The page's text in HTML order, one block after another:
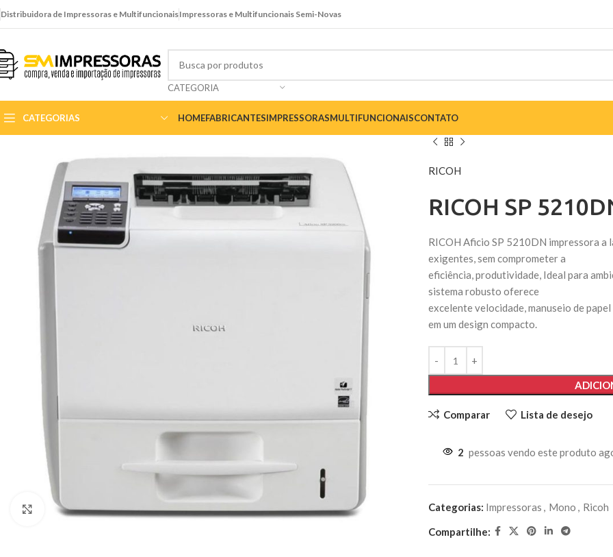
Distribuidora de Impressoras e MultifuncionaisImpressoras e Multifuncionais Semi-Novas
CATEGORIA
CATEGORIAS HOMEFABRICANTESIMPRESSORASMULTIFUNCIONAISCONTATO
Click to enlarge
RICOH
RICOH SP
RICOH Aficio SP 5210DN impressora a
exigentes, sem comprometer a
eficiência, produtividade, Ideal para
sistema robusto oferece
excelente velocidade, manuseio de
em um design compacto.
Comparar Lista de desejo
2 pessoas vendo este produto
Categorias: Impressoras , Mono , Ricoh
Compartilhe: